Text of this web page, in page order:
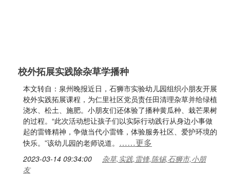
校外拓展实践除杂草学播种
本文转自：泉州晚报近日，石狮市实验幼儿园组织小朋友开展
校外实践拓展课程，为仁里社区党员责任田清理杂草并给绿植
浇水、松土、施肥。小朋友们还体验了播种黄瓜种、栽芒果树
的过程。“此次活动想让孩子们以实际行动践行从身边小事做
起的雷锋精神，争做当代小雷锋，体验服务社区、爱护环境的
快乐。”该幼儿园的老师说道。 ……更多
2023-03-14 09:34:00
杂草,实践,雷锋,陈锡,石狮市,小朋
友